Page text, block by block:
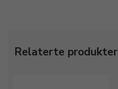
Relaterte produkter